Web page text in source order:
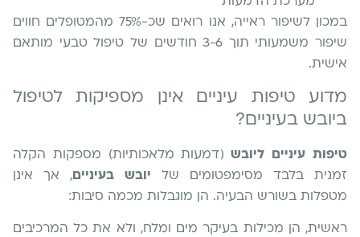
במכון לשיפור ראייה, אנו רואים שכ-75% מהמטופלים חווים
שיפור משמעותי תוך 3-6 חודשים של טיפול טבעי מותאם
אישית.
מדוע טיפות עיניים אינן מספיקות לטיפול
ביובש בעיניים?
טיפות עיניים ליובש(דמעות מלאכותיות) מספקות הקלה
זמנית בלבד מסימפטומים של יובש בעיניים, אך אינן
מטפלות בשורש הבעיה. הן מוגבלות מכמה סיבות:
ראשית, הן מכילות בעיקר מים ומלח, ולא את כל המרכיבים